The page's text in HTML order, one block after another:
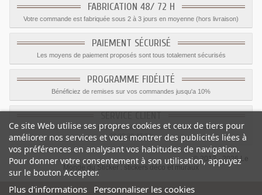
FABRICATION 48/ 72 H
Votre commande est fabriquée sous 2 à 3 jours en moyenne (hors livraison)
PAIEMENT SÉCURISÉ
Les moyens de paiement proposés sont tous totalement sécurisés
PROGRAMME FIDÉLITÉ
Bénéficiez de remises sur vos commandes jusqu'a 10%
Le service client est a votre disposition du lundi au vendredi de 8h à 17h
09.82.28.47.69.
© 2012 - 2026 Le
Monde du Sticker :
stickers déco et muraux
Ce site Web utilise ses propres cookies et ceux de tiers pour
améliorer nos services et vous montrer des publicités liées à
vos préférences en analysant vos habitudes de navigation.
Pour donner votre consentement à son utilisation, appuyez
sur le bouton Accepter.
Plus d'informations Personnaliser les cookies